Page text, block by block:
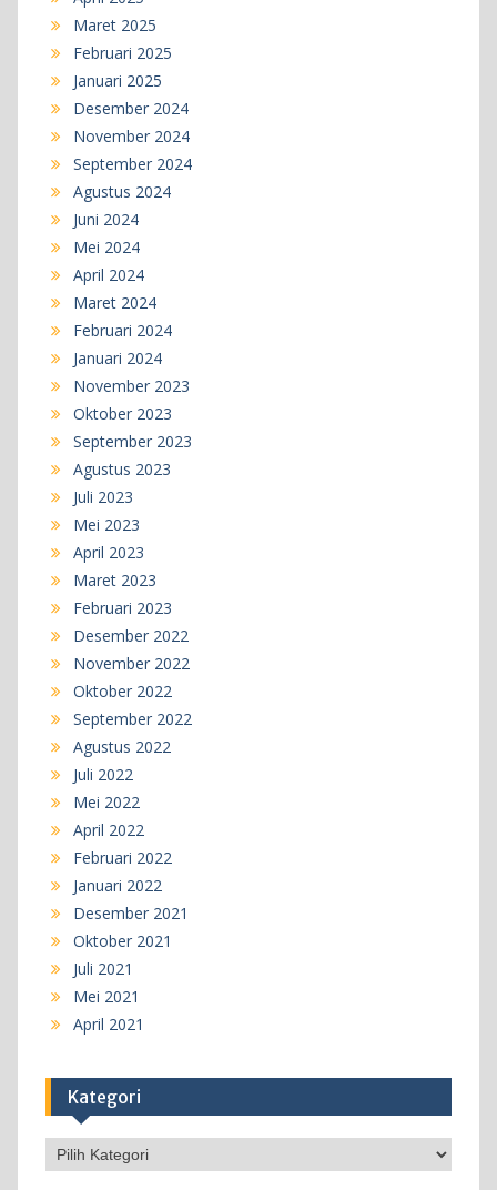
Maret 2025
Februari 2025
Januari 2025
Desember 2024
November 2024
September 2024
Agustus 2024
Juni 2024
Mei 2024
April 2024
Maret 2024
Februari 2024
Januari 2024
November 2023
Oktober 2023
September 2023
Agustus 2023
Juli 2023
Mei 2023
April 2023
Maret 2023
Februari 2023
Desember 2022
November 2022
Oktober 2022
September 2022
Agustus 2022
Juli 2022
Mei 2022
April 2022
Februari 2022
Januari 2022
Desember 2021
Oktober 2021
Juli 2021
Mei 2021
April 2021
Kategori
Kategori